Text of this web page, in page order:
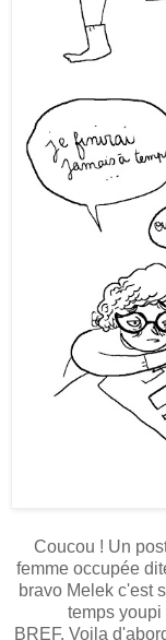
Coucou ! Un
femme occupée
bravo Melek c'est
temps youpi
BREF. Voila